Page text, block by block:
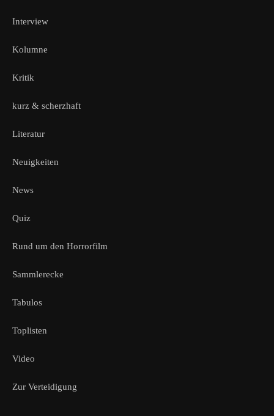
Interview
Kolumne
Kritik
kurz & scherzhaft
Literatur
Neuigkeiten
News
Quiz
Rund um den Horrorfilm
Sammlerecke
Tabulos
Toplisten
Video
Zur Verteidigung